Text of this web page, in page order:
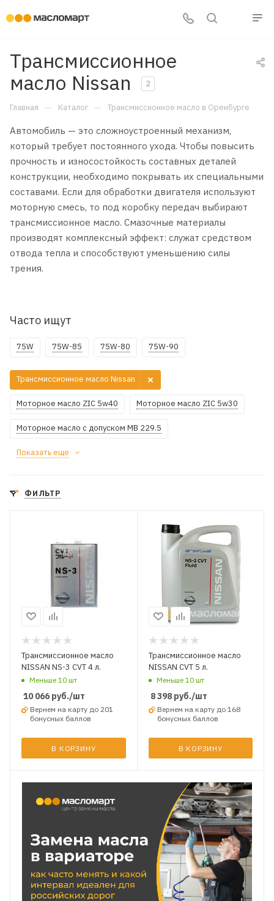
Трансмиссионное
масло Nissan
2
Главная — Каталог — Трансмиссионное масло в Оренбурге
Автомобиль — это сложноустроенный механизм,
который требует постоянного ухода. Чтобы повысить
прочность и износостойкость составных деталей
конструкции, необходимо покрывать их специальными
составами. Если для обработки двигателя используют
моторную смесь, то под коробку передач выбирают
трансмиссионное масло. Смазочные материалы
производят комплексный эффект: служат средством
отвода тепла и способствуют уменьшению силы
трения.
Часто ищут
75W 75W-85 75W-80 75W-90
Моторное масло ZIC 5w40 Моторное масло ZIC 5w30
Моторное масло с допуском MB 229.5
Трансмиссионное масло Nissan
Показать еще
ФИЛЬТР
Трансмиссионное масло
NISSAN NS-3 CVT 4 л.
Меньше 10 шт
10 066 руб./шт
Вернем на карту до 201
бонусных баллов
В КОРЗИНУ
Трансмиссионное масло
NISSAN CVT 5 л.
Меньше 10 шт
8 398руб./шт
Вернем на карту до 168
бонусных баллов
В КОРЗИНУ